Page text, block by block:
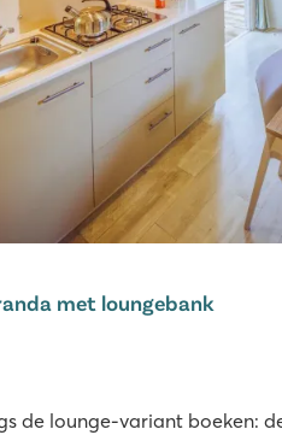
met loungebank
de lounge-variant boeken: